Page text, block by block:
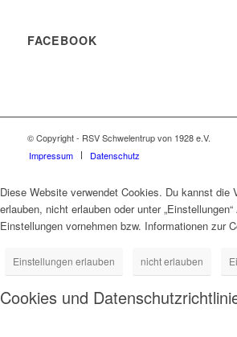
FACEBOOK
© Copyright - RSV Schwelentrup von 1928 e.V.
Impressum
Datenschutz
Diese Website verwendet Cookies. Du kannst die
erlauben, nicht erlauben oder unter
Einstellungen vornehmen bzw. Informationen zur
Einstellungen erlauben nicht erlauben
Cookies und